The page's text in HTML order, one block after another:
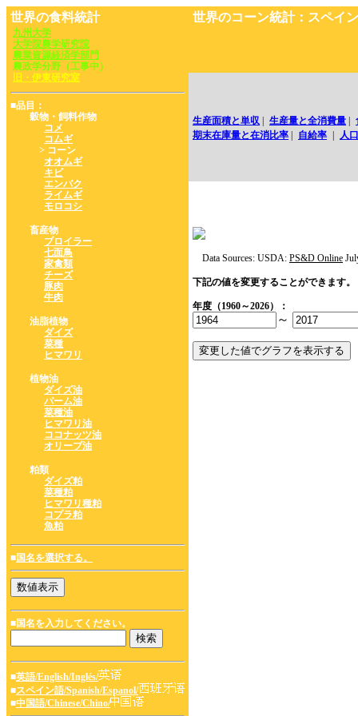
世界の食料統計
九州大学
大学院農学研究院
農業資源経済学部門
農政学分野（工事中）
旧・伊東研究室
■品目：
穀物・飼料作物
コメ
コムギ
> コーン
オオムギ
キビ
エンバク
ライムギ
モロコシ
畜産物
ブロイラー
七面鳥
家禽類
チーズ
豚肉
牛肉
油脂植物
ダイズ
菜種
ヒマワリ
植物油
ダイズ油
パーム油
菜種油
ヒマワリ油
ココナッツ油
オリーブ油
粕類
ダイズ粕
菜種粕
ヒマワリ種粕
コプラ粕
魚粕
■国名を選択する。
■国名を入力してください。
■英語/English/Inglés/
■スペイン語/Spanish/Espanol/
■中国語/Chinese/Chino/
世界のコーン統計：スペイン
生産面積と単収 生産量と全消費量
期末在庫量と在消比率
自給率 人口
Data Sources: USDA: PS&D Online
下記の値を変更することができます。
年度（1960～2026）：
～